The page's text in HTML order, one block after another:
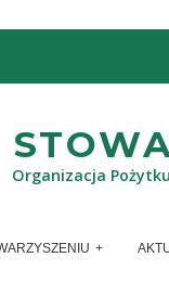
Organizacja Pożytku